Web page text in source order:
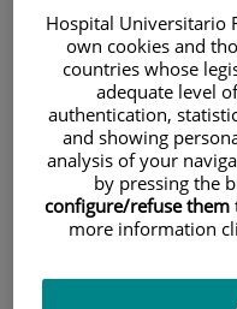
Teaching
Teléfono
HOME
Hospital Universitario
own cookies and
countries whose
adequate level
authentication,
and showing
analysis of your
by pressing the
configure/refuse them
more information